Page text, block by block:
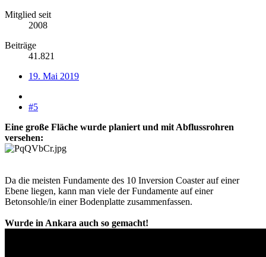
Mitglied seit
2008
Beiträge
41.821
19. Mai 2019
#5
Eine große Fläche wurde planiert und mit Abflussrohren
versehen:
Da die meisten Fundamente des 10 Inversion Coaster auf einer
Ebene liegen, kann man viele der Fundamente auf einer
Betonsohle/in einer Bodenplatte zusammenfassen.
Wurde in Ankara auch so gemacht!